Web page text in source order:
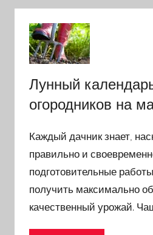
Лунный
огородников на
Каждый дачник знает,
правильно и
подготовительные
получить максимально
качественный урожай.